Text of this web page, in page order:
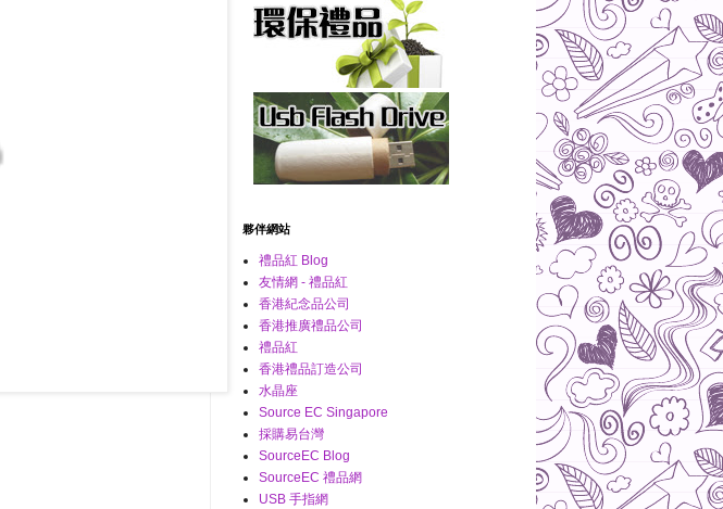
夥伴網站
禮品紅 Blog
友情網 - 禮品紅
香港紀念品公司
香港推廣禮品公司
禮品紅
香港禮品訂造公司
水晶座
Source EC Singapore
採購易台灣
SourceEC Blog
SourceEC 禮品網
USB 手指網